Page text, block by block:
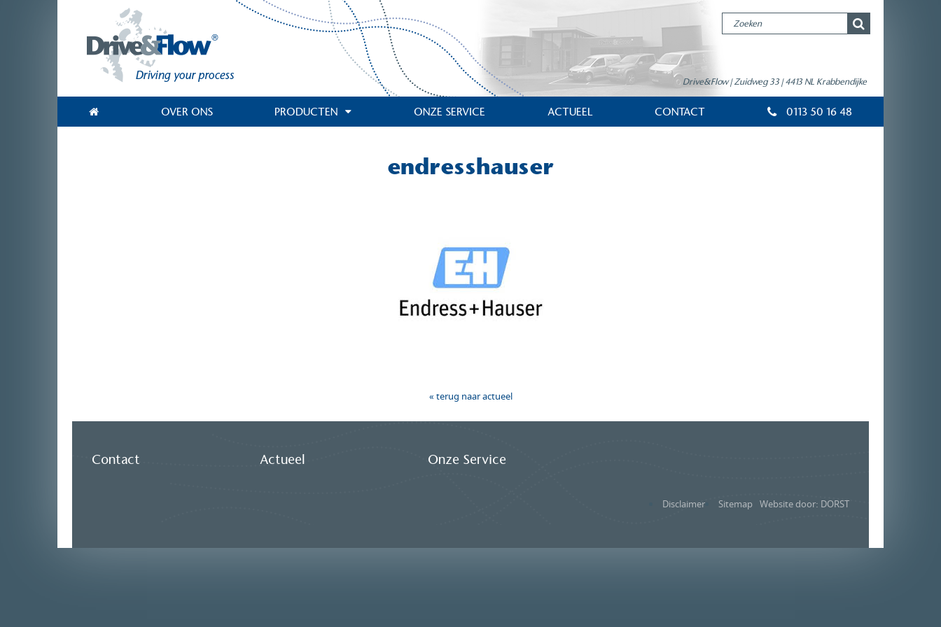
Drive&Flow | Zuidweg 33 | 4413 NL Krabbendijke
OVER ONS PRODUCTEN ONZE SERVICE ACTUEEL CONTACT 0113 50 16 48
endresshauser
« terug naar actueel
Contact Actueel Onze Service
Website door: DORST
Sitemap
Disclaimer